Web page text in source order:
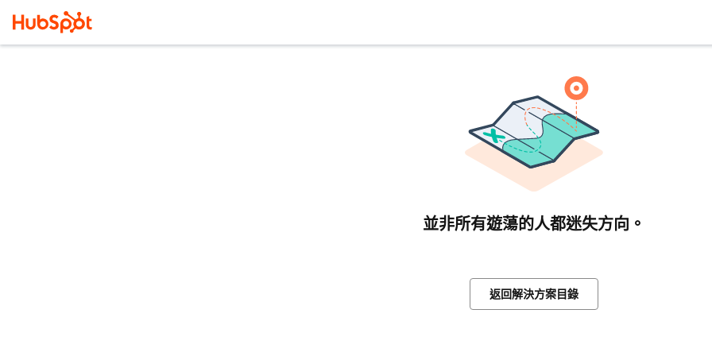
並非所有遊蕩的人都迷失方向。
返回解決方案目錄